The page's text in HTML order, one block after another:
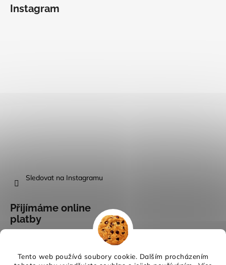
Tento web používá soubory cookie. Dalším procházením
Instagram
Sledovat na Instagramu
Přijímáme online
platby